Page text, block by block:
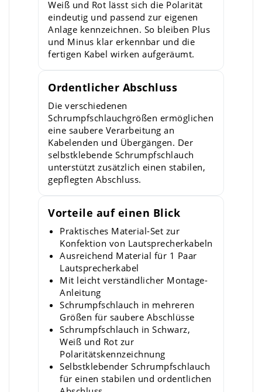
Weiß und Rot lässt sich die Polarität
eindeutig und passend zur eigenen
Anlage kennzeichnen. So bleiben Plus
und Minus klar erkennbar und die
fertigen Kabel wirken aufgeräumt.
Ordentlicher Abschluss
Die verschiedenen
Schrumpfschlauchgrößen ermöglichen
eine saubere Verarbeitung an
Kabelenden und Übergängen. Der
selbstklebende Schrumpfschlauch
unterstützt zusätzlich einen stabilen,
gepflegten Abschluss.
Vorteile auf einen Blick
Praktisches Material-Set zur
Konfektion von Lautsprecherkabeln
Ausreichend Material für 1 Paar
Lautsprecherkabel
Mit leicht verständlicher Montage-
Anleitung
Schrumpfschlauch in mehreren
Größen für saubere Abschlüsse
Schrumpfschlauch in Schwarz,
Weiß und Rot zur
Polaritätskennzeichnung
Selbstklebender Schrumpfschlauch
für einen stabilen und ordentlichen